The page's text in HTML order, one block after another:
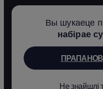
Вы шукаеце
набірае
Не знайшлі